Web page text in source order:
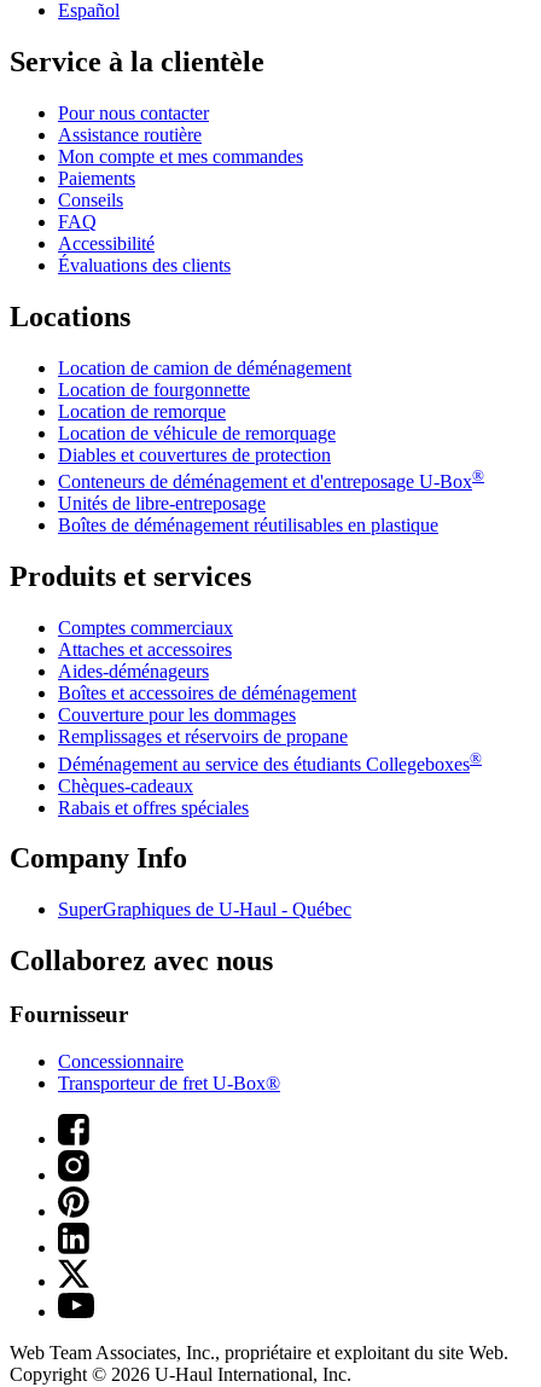
Español
Service à la clientèle
Pour nous contacter
Assistance routière
Mon compte et mes commandes
Paiements
Conseils
FAQ
Accessibilité
Évaluations des clients
Locations
Location de camion de déménagement
Location de fourgonnette
Location de remorque
Location de véhicule de remorquage
Diables et couvertures de protection
Conteneurs de déménagement et d'entreposage U-Box®
Unités de libre-entreposage
Boîtes de déménagement réutilisables en plastique
Produits et services
Comptes commerciaux
Attaches et accessoires
Aides-déménageurs
Boîtes et accessoires de déménagement
Couverture pour les dommages
Remplissages et réservoirs de propane
Déménagement au service des étudiants Collegeboxes®
Chèques-cadeaux
Rabais et offres spéciales
Company Info
SuperGraphiques de U-Haul - Québec
Collaborez avec nous
Fournisseur
Concessionnaire
Transporteur de fret U-Box®
Web Team Associates, Inc., propriétaire et exploitant du site Web.
Copyright © 2026 U-Haul International, Inc.